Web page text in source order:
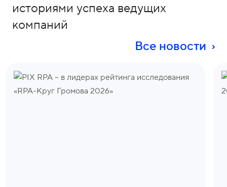
историями успеха ведущих
компаний
Все новости